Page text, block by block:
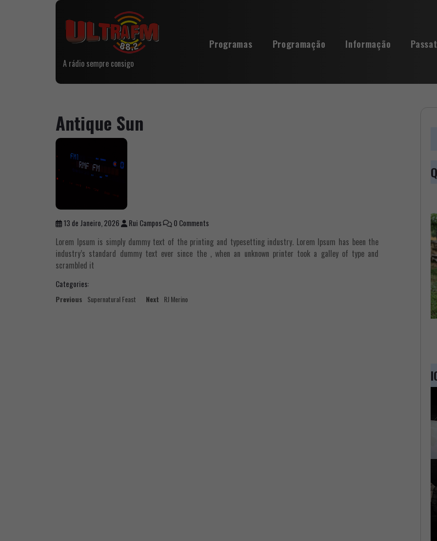
A rádio sempre consigo
Programas Programação Informação
Antique Sun
13 de Janeiro, 2026 Rui Campos 0 Comments
Lorem Ipsum is simply dummy text of the printing and typesetting industry. Lorem Ipsum has been the
industry’s standard dummy text ever since the , when an unknown printer took a galley of type and
scrambled it
Categories:
Navegação
Previous
Previous
Supernatural Feast Next
Next
RJ Merino